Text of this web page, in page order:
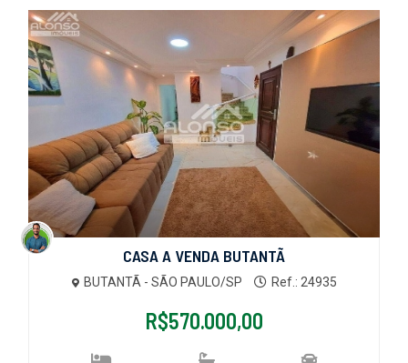
CASA A VENDA BUTANTÃ
BUTANTÃ - SÃO PAULO/SP Ref.: 24935
R$570.000,00